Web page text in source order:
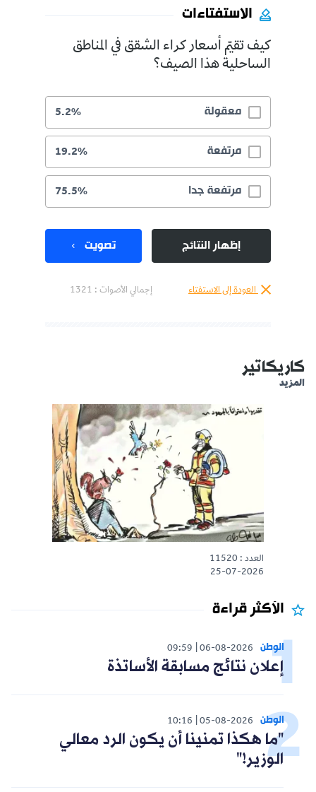
الاستفتاءات
كيف تقيّم أسعار كراء الشقق في المناطق
الساحلية هذا الصيف؟
معقولة 5.2%
مرتفعة 19.2%
مرتفعة جدا 75.5%
إظهار النتائج تصويت
العودة إلى الاستفتاء إجمالي الأصوات : 1321
كاريكاتير
المزيد
العدد : 11520
25-07-2026
الأكثر قراءة
الوطن 06-08-2026
09:59
إعلان نتائج مسابقة الأساتذة
الوطن 05-08-2026
10:16
"ما هكذا تمنينا أن يكون الرد معالي
الوزير!"